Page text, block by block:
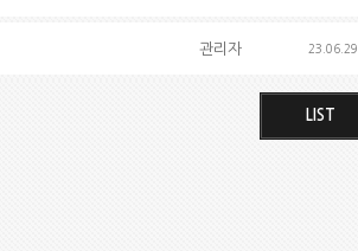
관리자 23.06.29
LIST